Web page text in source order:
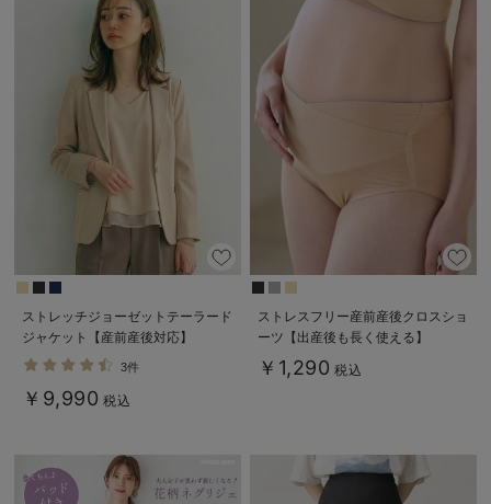
ストレッチジョーゼットテーラード
ジャケット【産前産後対応】
3件
￥9,990 税込
ストレスフリー産前産後クロスショ
ーツ【出産後も長く使える】
￥1,290 税込